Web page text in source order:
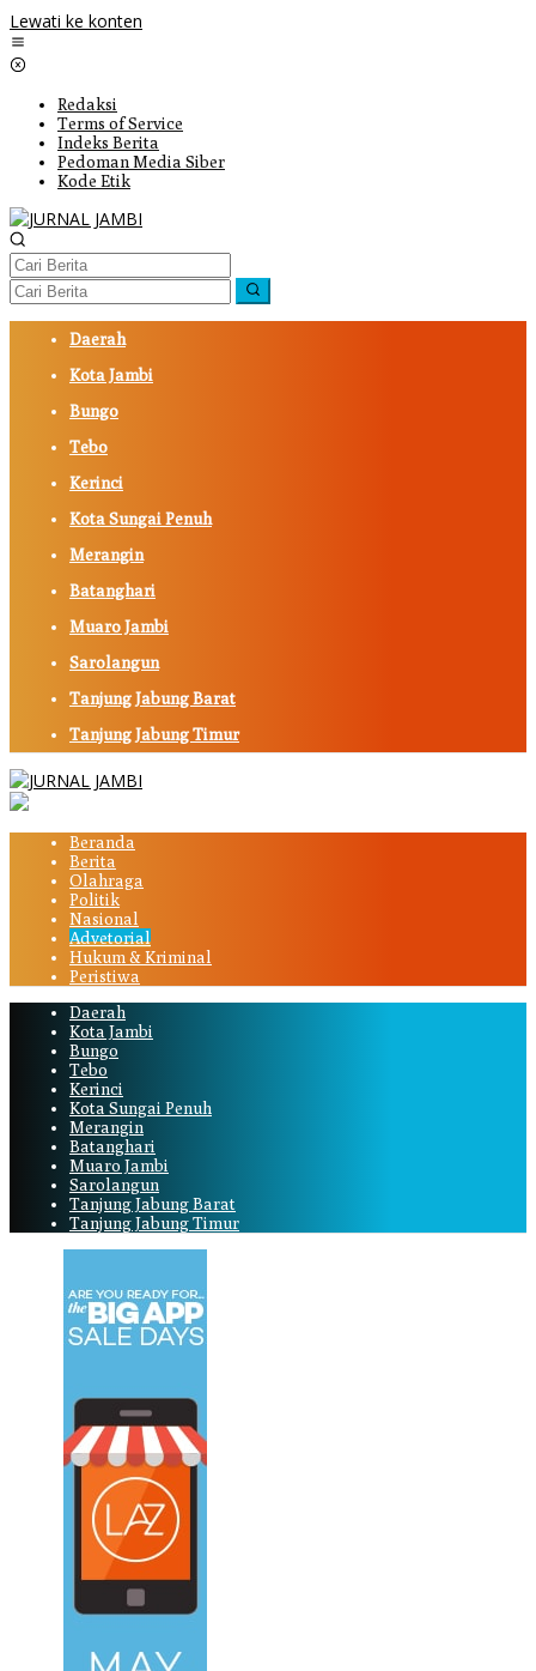
Lewati ke konten
Redaksi
Terms of Service
Indeks Berita
Pedoman Media Siber
Kode Etik
Daerah
Kota Jambi
Bungo
Tebo
Kerinci
Kota Sungai Penuh
Merangin
Batanghari
Muaro Jambi
Sarolangun
Tanjung Jabung Barat
Tanjung Jabung Timur
Beranda
Berita
Olahraga
Politik
Nasional
Advetorial
Hukum & Kriminal
Peristiwa
Daerah
Kota Jambi
Bungo
Tebo
Kerinci
Kota Sungai Penuh
Merangin
Batanghari
Muaro Jambi
Sarolangun
Tanjung Jabung Barat
Tanjung Jabung Timur